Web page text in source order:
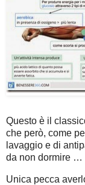
Questo è il
che però, come
lavaggio e di
da non dormire …
Unica pecca